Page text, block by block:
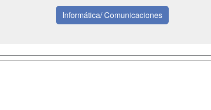
Informática/ Comunicaciones